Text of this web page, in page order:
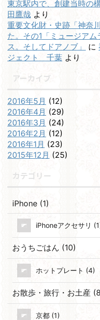
東京駅内で、創建当時の
田鷹哉 より
重要文化財・史跡「神奈
た。その1「ミュージア
ス。そしてドアノブ」
に
ジェクト 千葉 より
アーカイブ
2016年5月 (12)
2016年4月 (29)
2016年3月 (24)
2016年2月 (12)
2016年1月 (23)
2015年12月 (25)
カテゴリー
iPhone (1)
iPhoneアクセサリ
おうちごはん (10)
ホットプレート (4)
お散歩・旅行・お土産
京都 (1)